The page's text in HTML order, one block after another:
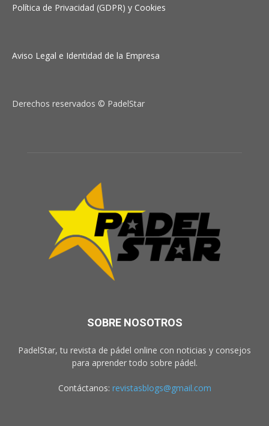
Política de Privacidad (GDPR) y Cookies
Aviso Legal e Identidad de la Empresa
Derechos reservados © PadelStar
SOBRE NOSOTROS
PadelStar, tu revista de pádel online con noticias y consejos
para aprender todo sobre pádel.
Contáctanos: revistasblogs@gmail.com